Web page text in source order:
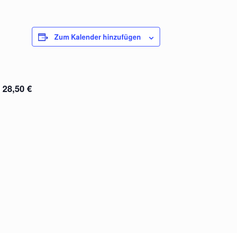
28,50 €
Zum Kalender hinzufügen